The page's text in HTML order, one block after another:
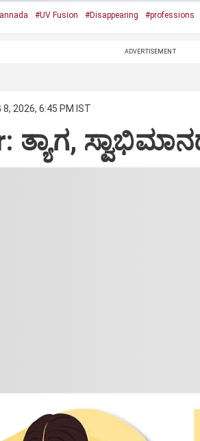
#UV Fusion #Disappearing #professions
ADVERTISEMENT
8, 2026, 6:45 PM IST
ತ್ಯಾಗ,